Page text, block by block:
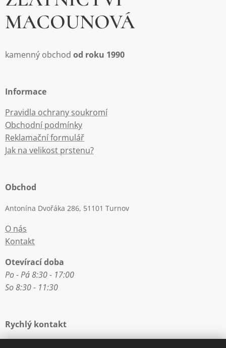
MACOUNOVÁ
kamenný obchod od roku 1990
Informace
Pravidla ochrany soukromí
Obchodní podmínky
Reklamační formulář
Jak na velikost prstenu?
Obchod
Antonína Dvořáka 286, 51101 Turnov
O nás
Kontakt
Otevírací doba
Po - Pá 8:30 - 17:00
So 8:30 - 11:30
Rychlý kontakt